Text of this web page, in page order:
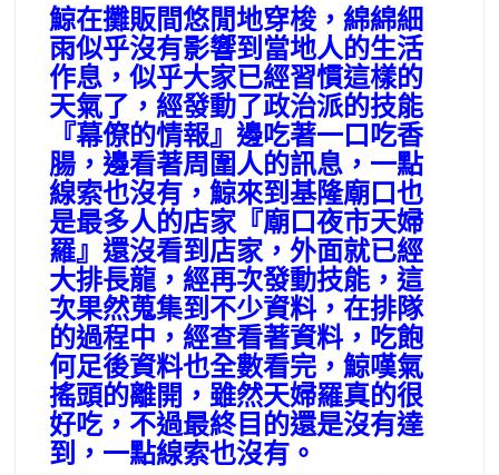
鯨在攤販間悠閒地穿梭，綿綿細
雨似乎沒有影響到當地人的生活
作息，似乎大家已經習慣這樣的
天氣了，經發動了政治派的技能
『幕僚的情報』邊吃著一口吃香
腸，邊看著周圍人的訊息，一點
線索也沒有，鯨來到基隆廟口也
是最多人的店家『廟口夜市天婦
羅』還沒看到店家，外面就已經
大排長龍，經再次發動技能，這
次果然蒐集到不少資料，在排隊
的過程中，經查看著資料，吃飽
何足後資料也全數看完，鯨嘆氣
搖頭的離開，雖然天婦羅真的很
好吃，不過最終目的還是沒有達
到，一點線索也沒有。